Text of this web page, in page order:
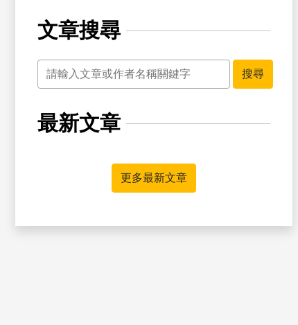
文章搜尋
關鍵字
搜尋
最新文章
更多最新文章